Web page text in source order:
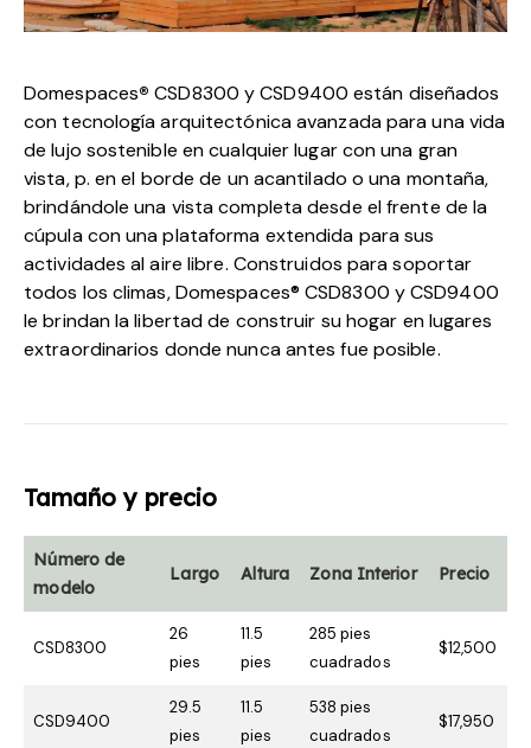
Domespaces® CSD8300 y CSD9400 están diseñados
con tecnología arquitectónica avanzada para una vida
de lujo sostenible en cualquier lugar con una gran
vista, p. en el borde de un acantilado o una montaña,
brindándole una vista completa desde el frente de la
cúpula con una plataforma extendida para sus
actividades al aire libre. Construidos para soportar
todos los climas, Domespaces® CSD8300 y CSD9400
le brindan la libertad de construir su hogar en lugares
extraordinarios donde nunca antes fue posible.
Tamaño y precio
Número de
modelo
Largo Altura Zona Interior Precio
CSD8300
26
pies
11.5
pies
285 pies
cuadrados
$12,500
CSD9400
29.5
pies
11.5
pies
538 pies
cuadrados
$17,950